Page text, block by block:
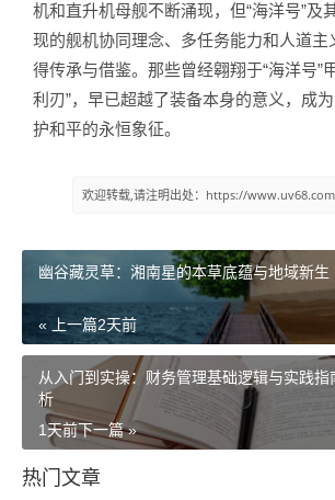
机和直升机母舰不断涌现，但“海洋号”及
现的舰机协同理念、多任务能力和人道主
得传承与借鉴。那些曾经翱翔于“海洋号”
利刃”，早已超越了装备本身的意义，成
护和平的永恒象征。
欢迎转载,请注明出处：https://
幽谷藏灵草：湘南星的本草底蕴与地域新生
« 上一篇2天前
从入门到实操：财务管理基础逻辑与实践指
析
下一篇 »
1天前
热门文章